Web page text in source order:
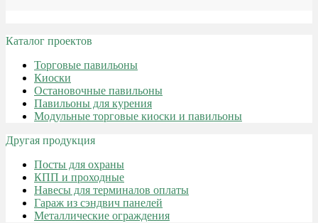
Каталог проектов
Торговые павильоны
Киоски
Остановочные павильоны
Павильоны для курения
Модульные торговые киоски и павильоны
Другая продукция
Посты для охраны
КПП и проходные
Навесы для терминалов оплаты
Гараж из сэндвич панелей
Металлические ограждения